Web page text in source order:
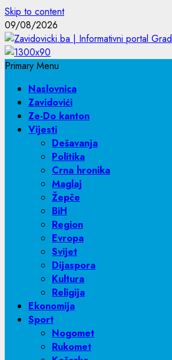
Skip to content
09/08/2026
Primary Menu
Naslovnica
Zavidovići
Ze-Do kanton
Vijesti
Dešavanja
Politika
Crna hronika
Maglaj
Žepče
BiH
Region
Evropa
Svijet
Dijaspora
Kultura
Religija
Ekonomija
Sport
Nogomet
Rukomet